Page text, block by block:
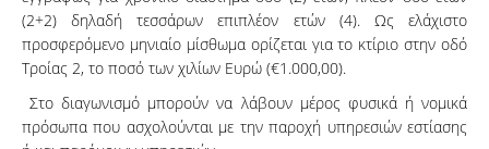
(2+2) δηλαδή τεσσάρων επιπλέον ετών (4). Ως ελάχιστο
προσφερόμενο μηνιαίο μίσθωμα ορίζεται για το κτίριο στην οδό
Τροίας 2, το ποσό των χιλίων Ευρώ (€1.000,00).
Στο διαγωνισμό μπορούν να λάβουν μέρος φυσικά ή νομικά
πρόσωπα που ασχολούνται με την παροχή υπηρεσιών εστίασης